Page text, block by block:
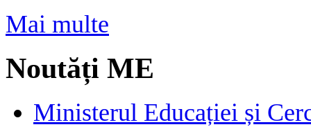
Mai multe
Noutăți ME
Ministerul Educației și